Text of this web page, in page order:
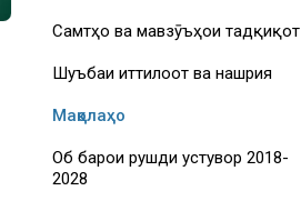
Самтҳо ва мавзӯъҳои тадқиқот
Шуъбаи иттилоот ва нашрия
Мақолаҳо
Об барои рушди устувор 2018-
2028